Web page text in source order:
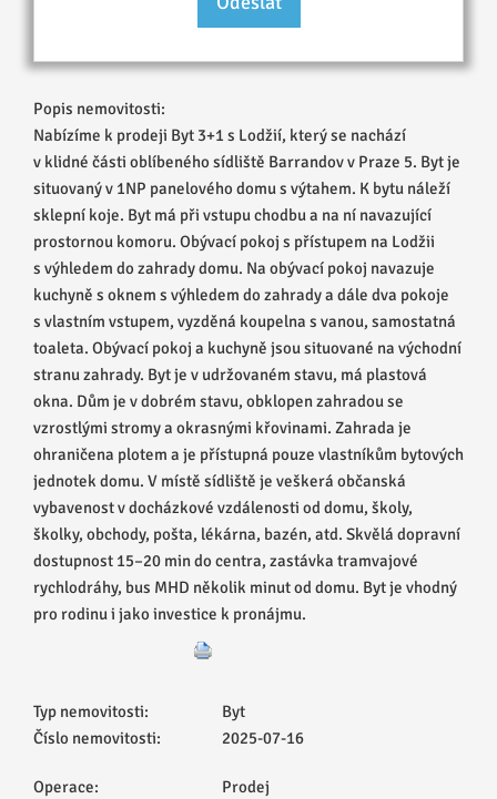
Popis nemovitosti:
Nabízíme k prodeji Byt 3+1 s Lodžií, který se nachází
v klidné části oblíbeného sídliště Barrandov v Praze 5. Byt je
situovaný v 1NP panelového domu s výtahem. K bytu náleží
sklepní koje. Byt má při vstupu chodbu a na ní navazující
prostornou komoru. Obývací pokoj s přístupem na Lodžii
s výhledem do zahrady domu. Na obývací pokoj navazuje
kuchyně s oknem s výhledem do zahrady a dále dva pokoje
s vlastním vstupem, vyzděná koupelna s vanou, samostatná
toaleta. Obývací pokoj a kuchyně jsou situované na východní
stranu zahrady. Byt je v udržovaném stavu, má plastová
okna. Dům je v dobrém stavu, obklopen zahradou se
vzrostlými stromy a okrasnými křovinami. Zahrada je
ohraničena plotem a je přístupná pouze vlastníkům bytových
jednotek domu. V místě sídliště je veškerá občanská
vybavenost v docházkové vzdálenosti od domu, školy,
školky, obchody, pošta, lékárna, bazén, atd. Skvělá dopravní
dostupnost 15–20 min do centra, zastávka tramvajové
rychlodráhy, bus MHD několik minut od domu. Byt je vhodný
pro rodinu i jako investice k pronájmu.
Typ nemovitosti:
Byt
Číslo nemovitosti:
2025-07-16
Operace: Prodej